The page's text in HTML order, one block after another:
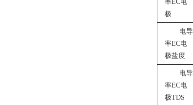
率EC电
极
电导
率EC电
极盐度
电导
率EC电
极TDS